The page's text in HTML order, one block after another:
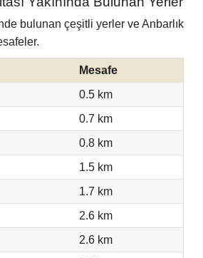
bulunan çeşitli yerler ve Anbarlık
Mesafe
0.5 km
0.7 km
0.8 km
1.5 km
1.7 km
2.6 km
2.6 km